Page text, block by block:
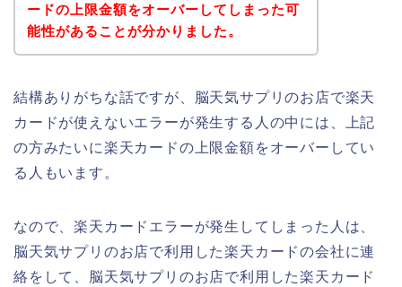
ードの上限金額をオーバーしてしまった可
能性があることが分かりました。
結構ありがちな話ですが、脳天気サプリのお店で楽天
カードが使えないエラーが発生する人の中には、上記
の方みたいに楽天カードの上限金額をオーバーしてい
る人もいます。
なので、楽天カードエラーが発生してしまった人は、
脳天気サプリのお店で利用した楽天カードの会社に連
絡をして、脳天気サプリのお店で利用した楽天カード